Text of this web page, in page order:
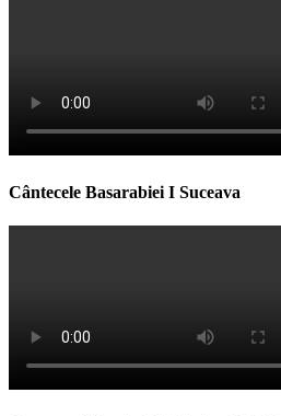
Cântecele Basarabiei I Suceava